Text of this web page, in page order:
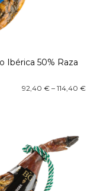
Ibérica 50% Raza
92,40 €– 114,40 €